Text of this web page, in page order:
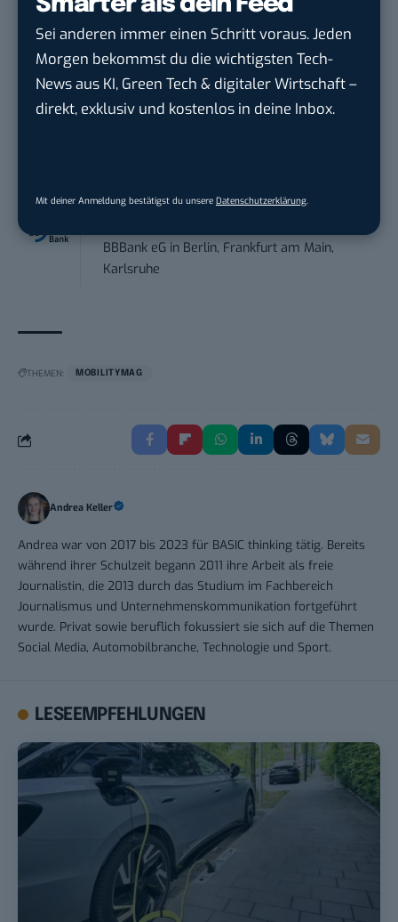
Sei anderen immer einen Schritt voraus. Jeden
Morgen bekommst du die wichtigsten Tech-
News aus KI, Green Tech & digitaler Wirtschaft –
direkt, exklusiv und kostenlos in deine Inbox.
Mit deiner Anmeldung bestätigst du unsere Datenschutzerklärung
Contentmanager (m/w/d) in Teilzeit (25-
30 Std.)
TECVIA Media GmbHinMünchen
Werkstudent (m/w/d) im Bereich
Mitarbeiter (m/w/d) Customer
BBBank eG in Berlin, Frankfurt am Main,
Karlsruhe
THEMEN: MOBILITYMAG
Andrea Keller
Andrea war von 2017 bis 2023 für BASIC thinking tätig. Bereits
während ihrer Schulzeit begann 2011 ihre Arbeit als freie
Journalistin, die 2013 durch das Studium im Fachbereich
Journalismus und Unternehmenskommunikation fortgeführt
wurde. Privat sowie beruflich fokussiert sie sich auf die Themen
Social Media, Automobilbranche, Technologie und Sport.
LESEEMPFEHLUNGEN